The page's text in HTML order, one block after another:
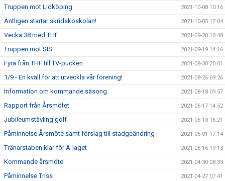
Truppen mot Lidköping 2021-10-08 10:16
Äntligen startar skridskoskolan! 2021-10-05 17:04
Vecka 38 med THF 2021-09-20 10:48
Truppen mot SIS 2021-09-19 14:16
Fyra från THF till TV-pucken 2021-08-30 20:01
1/9 - En kväll för att utveckla vår förening! 2021-08-26 09:26
Information om kommande säsong 2021-08-18 09:57
Rapport från Årsmötet 2021-06-17 14:52
Jubileumstävling golf 2021-06-13 16:21
Påminnelse Årsmöte samt förslag till stadgeändring 2021-06-01 17:14
Tränarstaben klar för A-laget 2021-05-16 19:13
Kommande årsmöte 2021-04-30 08:33
Påminnelse Triss 2021-04-27 07:41